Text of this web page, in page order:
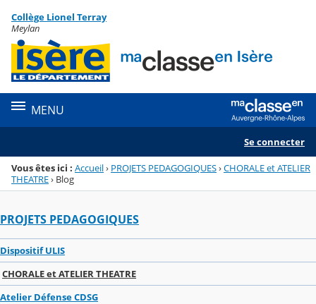
Menu de la rubrique
Contenu
Collège Lionel Terray
Meylan
MENU
Se connecter
Vous êtes ici : Accueil› PROJETS PEDAGOGIQUES›CHORALE et ATELIER
THEATRE› Blog
PROJETS PEDAGOGIQUES
Dispositif ULIS
CHORALE et ATELIER THEATRE
Atelier Défense CDSG